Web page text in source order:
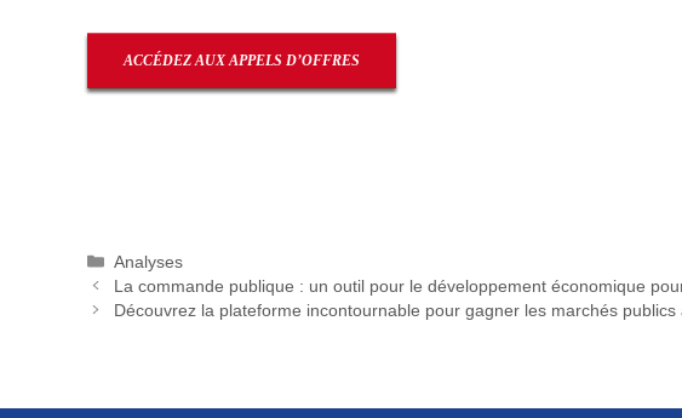
ACCÉDEZ AUX APPELS D’OFFRES
Catégories
Analyses
La commande publique : un outil pour le développement économique
Découvrez la plateforme incontournable pour gagner les marchés publics